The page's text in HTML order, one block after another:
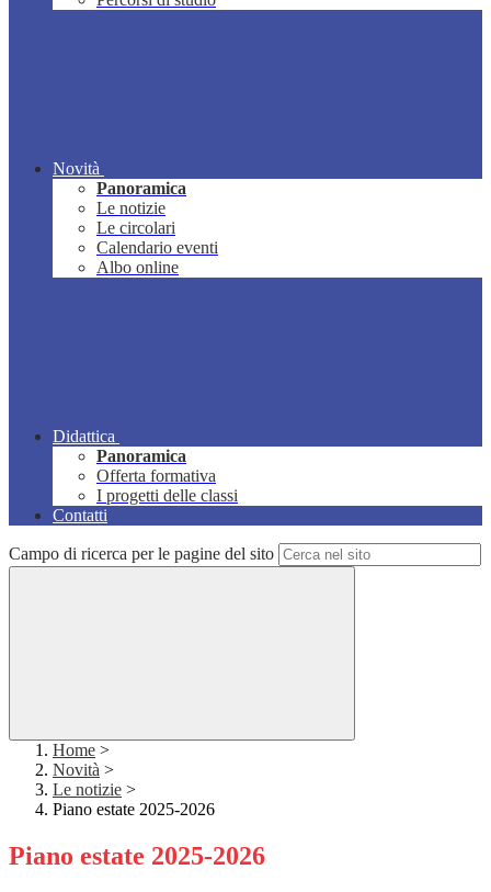
Novità
Panoramica
Le notizie
Le circolari
Calendario eventi
Albo online
Didattica
Panoramica
Offerta formativa
I progetti delle classi
Contatti
Campo di ricerca per le pagine del sito
Home >
Novità >
Le notizie >
Piano estate 2025-2026
Piano estate 2025-2026